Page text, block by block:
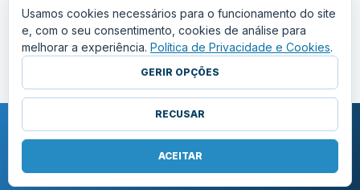
Lista de Pedidos em Aberto
Como Ganhar mais Obras
Perguntas Frequentes
COPYRIGHT © 2011 - 2026 SGSI. TODOS OS DIREITOS RESERVADOS.
POLÍTICA DE PRIVACIDADE E COOKIES
TERMOS E CONDIÇÕES GERAIS·GERIR COOKIES
Usamos cookies necessários para o funcionamento do site
e, com o seu consentimento, cookies de análise para
melhorar a experiência. Política de Privacidade e Cookies.
GERIR OPÇÕES
RECUSAR
ACEITAR